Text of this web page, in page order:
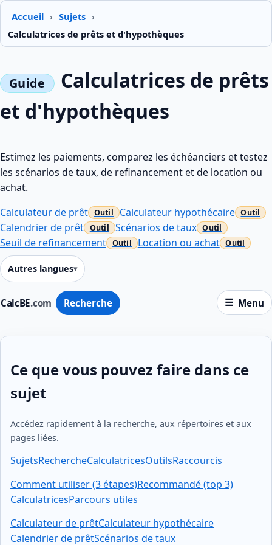
Accueil › Sujets ›
Calculatrices de prêts et d'hypothèques
CalcBE.com Recherche Menu
Calculatrices de prêts
et d'hypothèques
Estimez les paiements, comparez les échéanciers et testez
les scénarios de taux, de refinancement et de location ou
achat.
Calculateur de prêt
Calculateur hypothécaire
Calendrier de prêt
Scénarios de taux
Seuil de refinancement
Location ou achat
Autres langues
Ce que vous pouvez faire dans ce
sujet
Accédez rapidement à la recherche, aux répertoires et aux
pages liées.
SujetsRechercheCalculatricesOutilsRaccourcis
Comment utiliser (3 étapes)Recommandé (top 3)
CalculatricesParcours utiles
Calculateur de prêtCalculateur hypothécaire
Calendrier de prêtScénarios de taux